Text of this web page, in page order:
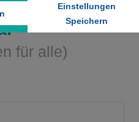
Einstellungen
Speichern
für alle)